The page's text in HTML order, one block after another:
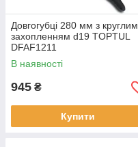
Довгогубці 280 мм з круглим
захопленням d19 TOPTUL
DFAF1211
В наявності
945 ₴
Купити